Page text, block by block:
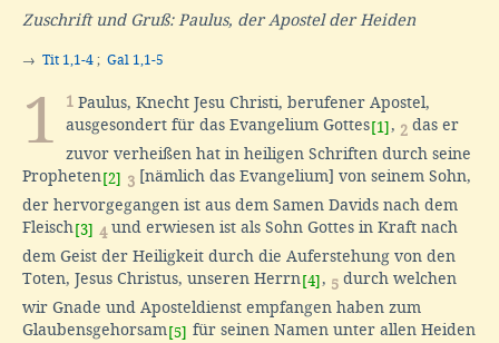
Zuschrift und Gruß: Paulus, der Apostel der Heiden
→ Tit 1,1-4 ; Gal 1,1-5
1 1 Paulus, Knecht Jesu Christi, berufener Apostel,
ausgesondert für das Evangelium Gottes [1] , 2 das er
zuvor verheißen hat in heiligen Schriften durch seine
Propheten [2] 3 [nämlich das Evangelium] von seinem Sohn,
der hervorgegangen ist aus dem Samen Davids nach dem
Fleisch [3] 4 und erwiesen ist als Sohn Gottes in Kraft nach
dem Geist der Heiligkeit durch die Auferstehung von den
Toten, Jesus Christus, unseren Herrn [4] , 5 durch welchen
wir Gnade und Aposteldienst empfangen haben zum
Glaubensgehorsam [5] für seinen Namen unter allen Heiden